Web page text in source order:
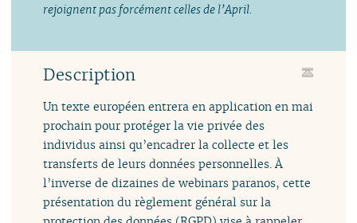
rejoignent pas forcément celles de l’April.
Description
Un texte européen entrera en application en mai
prochain pour protéger la vie privée des
individus ainsi qu’encadrer la collecte et les
transferts de leurs données personnelles. À
l’inverse de dizaines de webinars paranos, cette
présentation du règlement général sur la